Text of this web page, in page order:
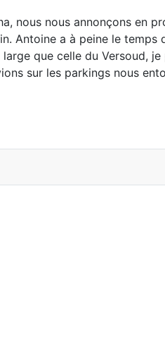
nous nous annonçons en
Antoine a à peine le temps
que celle du Versoud, je
sur les parkings nous